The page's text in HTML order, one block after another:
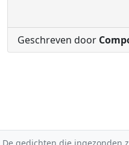
Geschreven door